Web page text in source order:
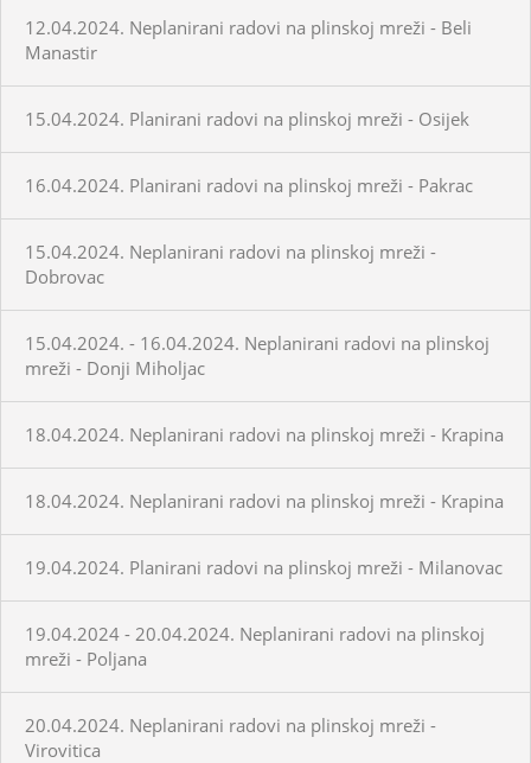
12.04.2024. Neplanirani radovi na plinskoj mreži - Beli
Manastir
15.04.2024. Planirani radovi na plinskoj mreži - Osijek
16.04.2024. Planirani radovi na plinskoj mreži - Pakrac
15.04.2024. Neplanirani radovi na plinskoj mreži -
Dobrovac
15.04.2024. - 16.04.2024. Neplanirani radovi na plinskoj
mreži - Donji Miholjac
18.04.2024. Neplanirani radovi na plinskoj mreži - Krapina
18.04.2024. Neplanirani radovi na plinskoj mreži - Krapina
19.04.2024. Planirani radovi na plinskoj mreži - Milanovac
19.04.2024 - 20.04.2024. Neplanirani radovi na plinskoj
mreži - Poljana
20.04.2024. Neplanirani radovi na plinskoj mreži -
Virovitica